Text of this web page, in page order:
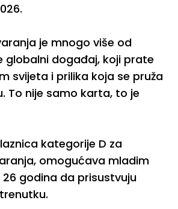
je mnogo više od
globalni događaj, koji prate
svijeta i prilika koja se pruža
To nije samo karta, to je
kategorije D za
omogućava mladim
godina da prisustvuju